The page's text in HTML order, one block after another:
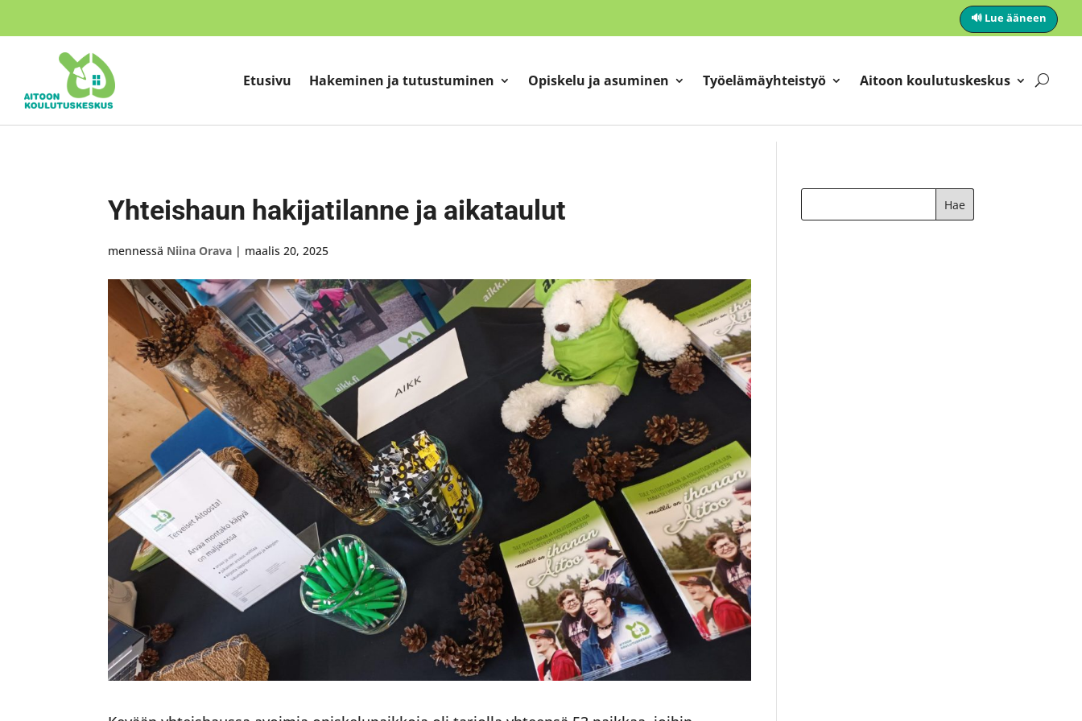
Etusivu Hakeminen ja tutustuminen Opiskelu ja asuminen Työelämäyhteistyö Aitoon koulutuskeskus
Yhteishaun hakijatilanne ja aikataulut
mennessä Niina Orava | maalis 20, 2025
🔊 Lue ääneen